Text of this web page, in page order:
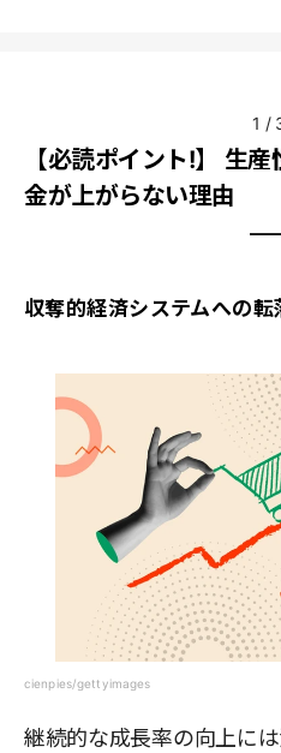
1 /
【必読ポイント!】 生
金が上がらない理由
収奪的経済システムへの転
cienpies/gettyimages
継続的な成長率の向上に